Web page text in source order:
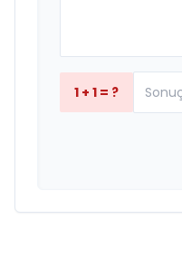
1 + 1 = ?